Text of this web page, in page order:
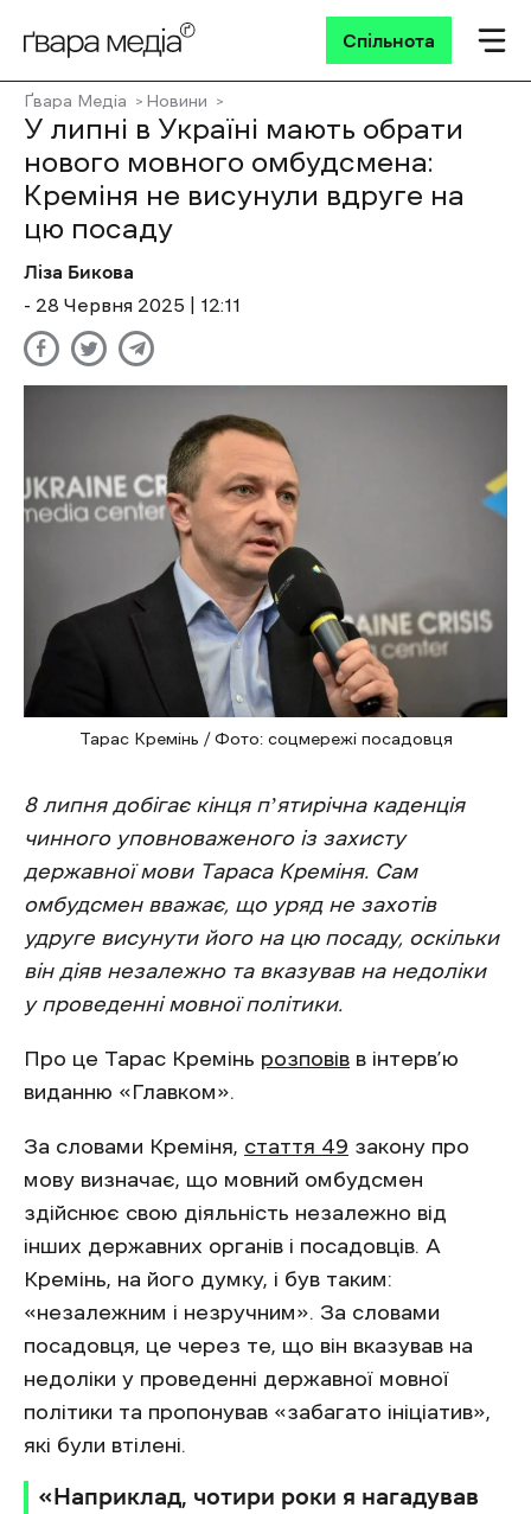
Спільнота
Ґвара Медіа Новини
У липні в Україні мають обрати
нового мовного омбудсмена:
Креміня не висунули вдруге на
цю посаду
Ліза Бикова
- 28 Червня 2025 | 12:11
Тарас Кремінь / Фото: соцмережі посадовця
8 липня добігає кінця пʼятирічна каденція
чинного уповноваженого із захисту
державної мови Тараса Креміня. Сам
омбудсмен вважає, що уряд не захотів
удруге висунути його на цю посаду, оскільки
він діяв незалежно та вказував на недоліки
у проведенні мовної політики.
Про це Тарас Кремінь розповів в інтерв’ю
виданню «Главком».
За словами Креміня, стаття 49 закону про
мову визначає, що мовний омбудсмен
здійснює свою діяльність незалежно від
інших державних органів і посадовців. А
Кремінь, на його думку, і був таким:
«незалежним і незручним». За словами
посадовця, це через те, що він вказував на
недоліки у проведенні державної мовної
політики та пропонував «забагато ініціатив»,
які були втілені.
«Наприклад, чотири роки я нагадував